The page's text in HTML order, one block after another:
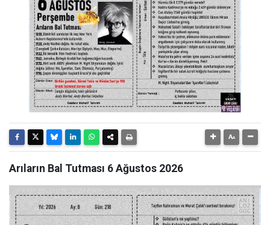
Arıların Bal Tutması 6 Ağustos 2026